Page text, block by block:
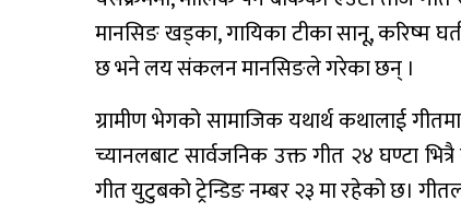
मानसिङ खड्का, गायिका टीका सानू, करिष्म
छ भने लय संकलन मानसिङले गरेका छन् ।
ग्रामीण भेगको सामाजिक यथार्थ कथालाई
च्यानलबाट सार्वजनिक उक्त गीत २४ घण्टा
गीत युटुबको ट्रेन्डिङ नम्बर २३ मा रहेको छ।